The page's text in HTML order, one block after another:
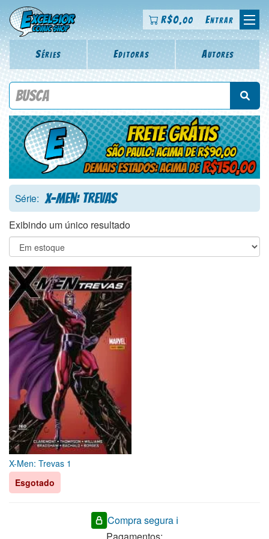
R$0,00 Entrar
Séries Editoras Autores
Procure por título da revista, personagem, série, escritor,
Série: X-Men: Trevas
Exibindo um único resultado
X-Men: Trevas 1
Esgotado
Compra segura ℹ️